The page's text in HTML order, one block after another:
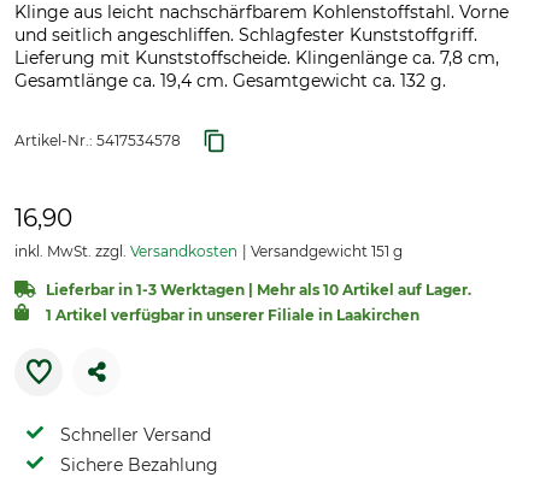
Klinge aus leicht nachschärfbarem Kohlenstoffstahl. Vorne
und seitlich angeschliffen. Schlagfester Kunststoffgriff.
Lieferung mit Kunststoffscheide. Klingenlänge ca. 7,8 cm,
Gesamtlänge ca. 19,4 cm. Gesamtgewicht ca. 132 g.
Artikel-Nr.: 5417534578
16,90
inkl. MwSt. zzgl. Versandkosten Versandgewicht 151 g
Lieferbar in 1-3 Werktagen | Mehr als 10 Artikel auf Lager.
1 Artikel verfügbar in unserer Filiale in Laakirchen
Schneller Versand
Sichere Bezahlung